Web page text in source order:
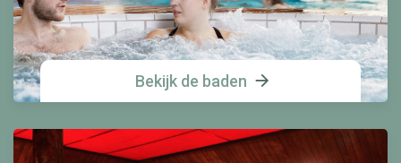
Bekijk de baden